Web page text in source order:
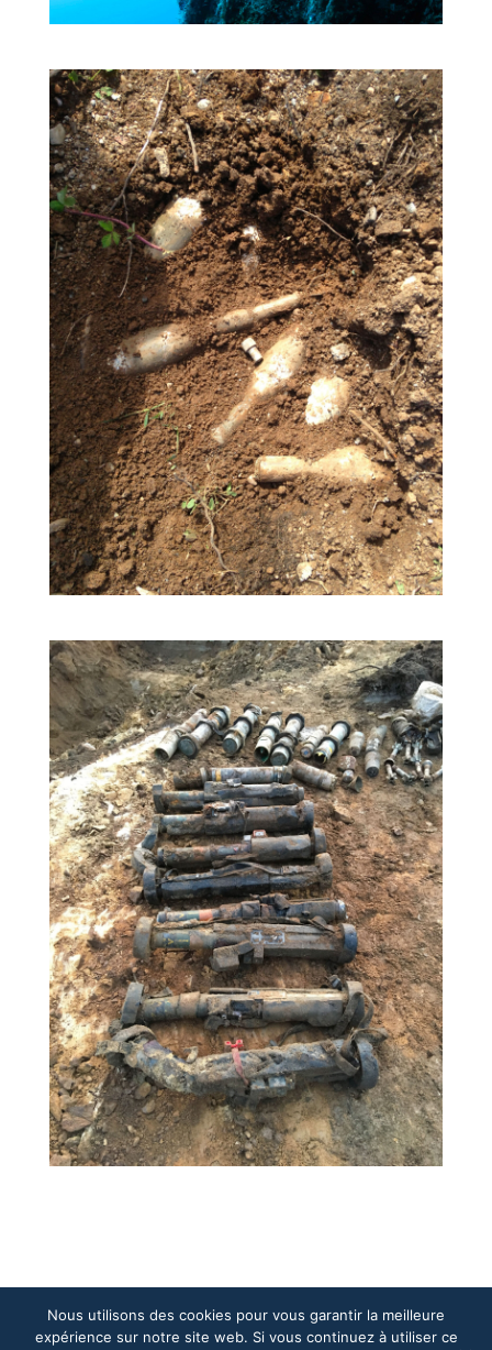
© SINEX -Mentions légales -Politique de
Nous utilisons des cookies pour vous garantir la meilleure
expérience sur notre site web. Si vous continuez à utiliser ce